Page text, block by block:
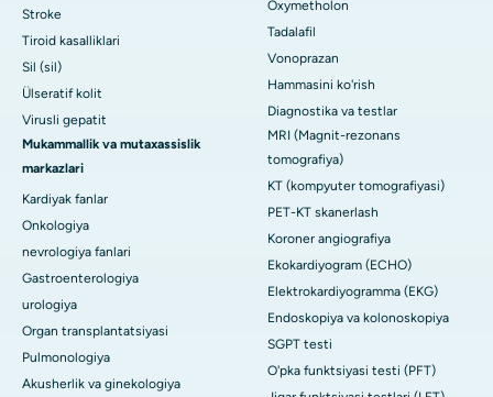
Stroke
Tiroid kasalliklari
Sil (sil)
Ülseratif kolit
Virusli gepatit
Mukammallik va mutaxassislik
markazlari
Kardiyak fanlar
Onkologiya
nevrologiya fanlari
Gastroenterologiya
urologiya
Organ transplantatsiyasi
Pulmonologiya
Akusherlik va ginekologiya
Oxymetholon
Tadalafil
Vonoprazan
Hammasini ko'rish
Diagnostika va testlar
MRI (Magnit-rezonans
tomografiya)
KT (kompyuter tomografiyasi)
PET-KT skanerlash
Koroner angiografiya
Ekokardiyogram (ECHO)
Elektrokardiyogramma (EKG)
Endoskopiya va kolonoskopiya
SGPT testi
O'pka funktsiyasi testi (PFT)